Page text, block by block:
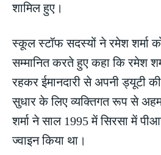
शामिल हुए।
स्कूल स्टॉफ सदस्यों ने रमेश शर्मा
सम्मानित करते हुए कहा कि रमेश
रहकर ईमानदारी से अपनी ड्यूटी
सुधार के लिए व्यक्तिगत रूप से
शर्मा ने साल 1995 में सिरसा में
ज्वाइन किया था।